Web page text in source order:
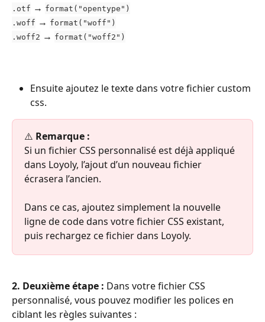
.otf → format("opentype")
.woff → format("woff")
.woff2 → format("woff2")
Ensuite ajoutez le texte dans votre fichier custom
css.
⚠️ Remarque :
Si un fichier CSS personnalisé est déjà appliqué
dans Loyoly, l’ajout d’un nouveau fichier
écrasera l’ancien.
Dans ce cas, ajoutez simplement la nouvelle
ligne de code dans votre fichier CSS existant,
puis rechargez ce fichier dans Loyoly.
2. Deuxième étape : Dans votre fichier CSS
personnalisé, vous pouvez modifier les polices en
ciblant les règles suivantes :